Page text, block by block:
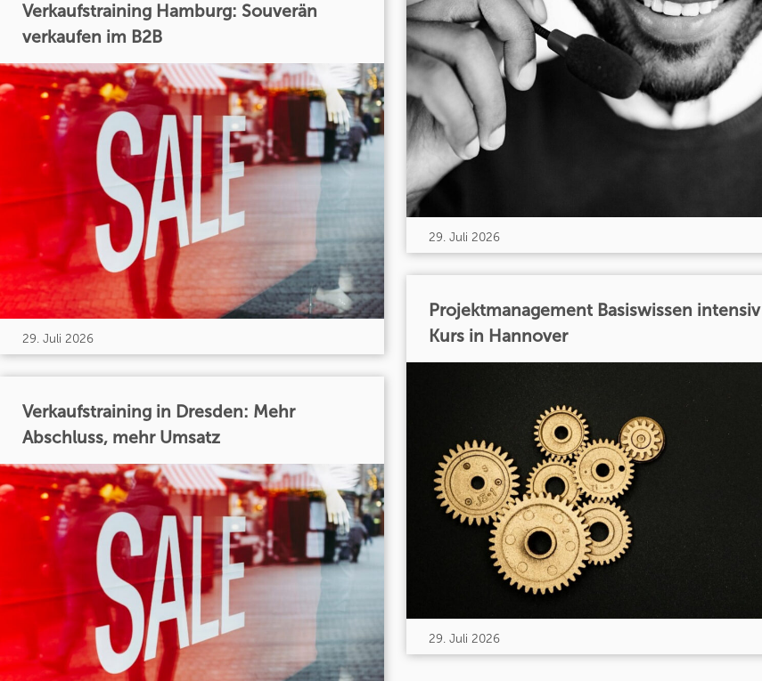
Verkaufstraining Hamburg: Souverän
verkaufen im B2B
29. Juli 2026
Verkaufstraining in Dresden: Mehr
Abschluss, mehr Umsatz
29. Juli 2026
Projektmanagement Basiswissen intensiv
Kurs in Hannover
29. Juli 2026